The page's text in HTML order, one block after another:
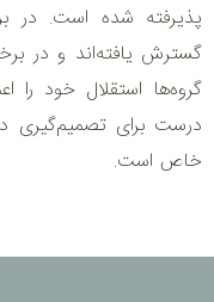
پذیرفته شده است. در
گسترش یافته‌اند و در
گروه‌ها استقلال خود را
درست برای تصمیم‌گیری
خاص است.